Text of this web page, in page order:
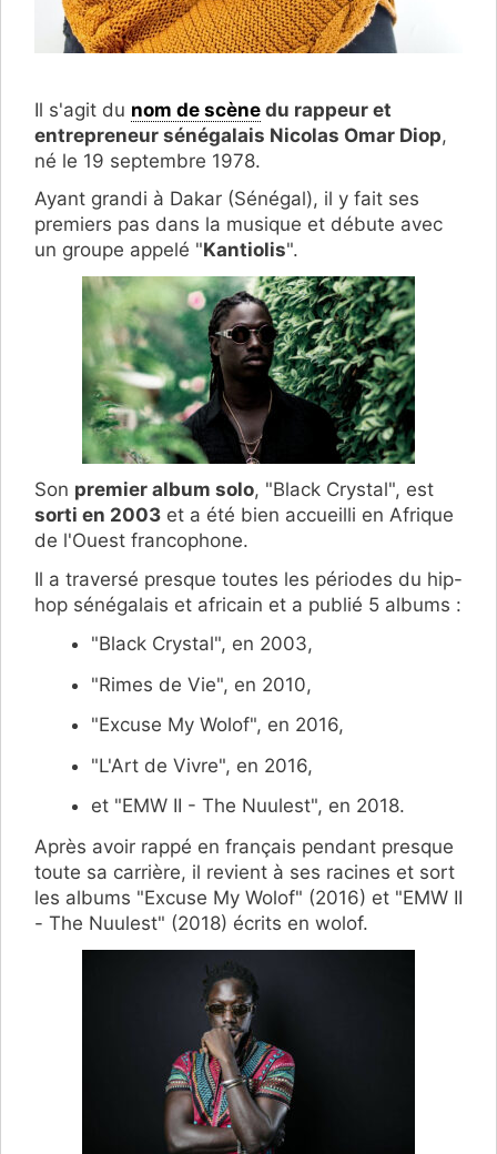
Il s'agit du nom de scène du rappeur et
entrepreneur sénégalais Nicolas Omar Diop,
né le 19 septembre 1978.
Ayant grandi à Dakar (Sénégal), il y fait ses
premiers pas dans la musique et débute avec
un groupe appelé "Kantiolis".
Son premier album solo, "Black Crystal", est
sorti en 2003 et a été bien accueilli en Afrique
de l'Ouest francophone.
Il a traversé presque toutes les périodes du hip-
hop sénégalais et africain et a publié 5 albums :
"Black Crystal", en 2003,
"Rimes de Vie", en 2010,
"Excuse My Wolof", en 2016,
"L'Art de Vivre", en 2016,
et "EMW II - The Nuulest", en 2018.
Après avoir rappé en français pendant presque
toute sa carrière, il revient à ses racines et sort
les albums "Excuse My Wolof" (2016) et "EMW II
- The Nuulest" (2018) écrits en wolof.